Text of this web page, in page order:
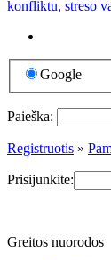
Google
Paieška:
Registruotis »
Prisijunkite:
Greitos nuorodos